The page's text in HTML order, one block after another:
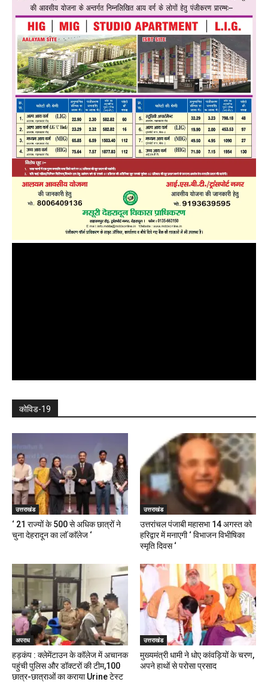
कोविड-19
उत्तराखंड
‘ 21 राज्यों के 500 से अधिक छात्रों ने
चुना देहरादून का लाॅ काॅलेज ‘
उत्तराखंड
उत्तरांचल पंजाबी महासभा 14 अगस्त को
हरिद्वार में मनाएगी ‘ विभाजन विभीषिका
स्मृति दिवस ‘
अपराध
हड़कंप : क्लेमेंटाउन के कॉलेज में अचानक
पहुंची पुलिस और डॉक्टरों की टीम,100
छात्र-छात्राओं का कराया Urine टेस्ट
उत्तराखंड
मुख्यमंत्री धामी ने धोए कांवड़ियों के चरण,
अपने हाथों से परोसा प्रसाद